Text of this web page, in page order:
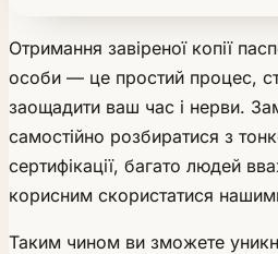
Отримання завіреної копії
особи — це простий процес,
заощадити ваш час і нерви.
самостійно розбиратися з
сертифікації, багато людей
корисним скористатися
Таким чином ви зможете